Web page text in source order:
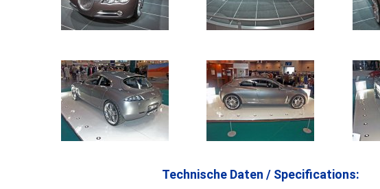
Technische Daten / Specifications: